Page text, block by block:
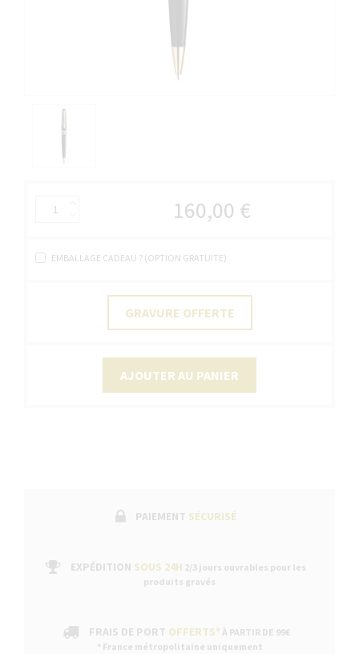
160,00 €
EMBALLAGE CADEAU ? (OPTION GRATUITE)
GRAVURE OFFERTE
AJOUTER AU PANIER
PAIEMENT SÉCURISÉ
EXPÉDITION SOUS 24H 2/3 jours ouvrables pour les
produits gravés
FRAIS DE PORT OFFERTS* À PARTIR DE 99€
* France métropolitaine uniquement